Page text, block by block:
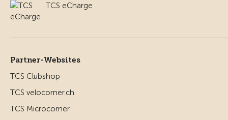
TCS eCharge
Partner-Websites
TCS Clubshop
TCS velocorner.ch
TCS Microcorner